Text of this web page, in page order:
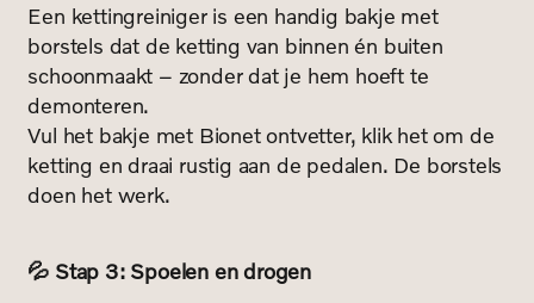
Een kettingreiniger is een handig bakje met
borstels dat de ketting van binnen én buiten
schoonmaakt – zonder dat je hem hoeft te
demonteren.
Vul het bakje met Bionet ontvetter, klik het om de
ketting en draai rustig aan de pedalen. De borstels
doen het werk.
💦 Stap 3: Spoelen en drogen